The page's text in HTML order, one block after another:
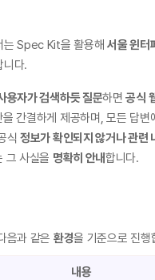
는 Spec Kit을 활용해 서울 윈터
니다.
용자가 검색하듯 질문하면 공식
을 간결하게 제공하며, 모든 답변
식 정보가 확인되지 않거나 관련
그 사실을 명확히 안내합니다.
음과 같은 환경을 기준으로 진행
내용